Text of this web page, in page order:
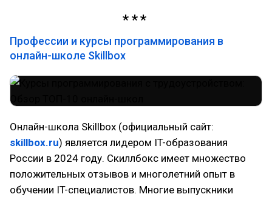
Профессии и курсы программирования в
онлайн-школе Skillbox
Онлайн-школа Skillbox (официальный сайт:
skillbox.ru) является лидером IT-образования
России в 2024 году. Скиллбокс имеет множество
положительных отзывов и многолетний опыт в
обучении IT-специалистов. Многие выпускники